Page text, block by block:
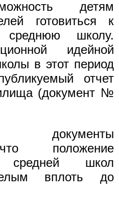
детям
готовиться к
школу.
идейной
в этот период
отчет
(документ №
документы
положение
школ
вплоть до